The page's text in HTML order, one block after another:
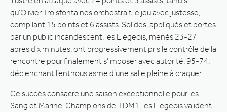
qu’Olivier Troisfontaines orchestrait le jeu avec justesse,
compilant 15 points et 6 assists. Solides, appliqués et portés
par un public incandescent, les Liégeois, menés 23-27
après dix minutes, ont progressivement pris le contrôle de la
rencontre pour finalement s’imposer avec autorité, 95-74,
déclenchant l’enthousiasme d’une salle pleine à craquer.
Ce succès consacre une saison exceptionnelle pour les
Sang et Marine. Champions de TDM1, les Liégeois valident